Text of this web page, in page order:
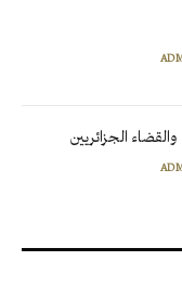
الجزائريين